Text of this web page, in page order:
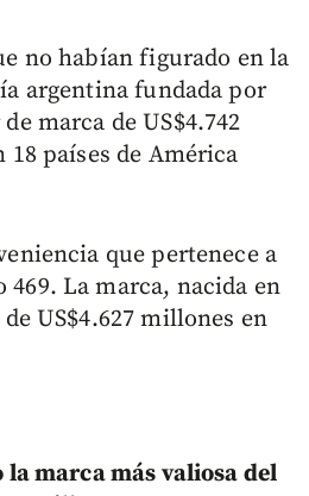
no habían figurado en la
argentina fundada por
marca de US$4.742
países de América
que pertenece a
La marca, nacida en
US$4.627 millones en
marca más valiosa del